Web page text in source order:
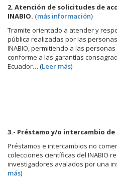
2. Atención de solicitudes de
INABIO. (más información)
Tramite orientado a atender y
pública realizadas por las
INABIO, permitiendo a las
conforme a las garantías
Ecuador… (Leer más)
3.- Préstamo y/o intercambio
Préstamos e intercambios no
colecciones científicas del INABIO
investigadores avalados por una
más)